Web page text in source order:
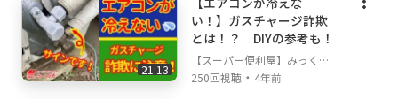
よう、
電球１個、棚づくり１個からの小さいお仕事
でも
提供可能なサービスとなっております。
21:13
い！】ガスチャージ詐欺
とは！？ DIYの参考も！
【スーパー便利屋】みっく店
長が行く!
250回視聴 ・ 4年前